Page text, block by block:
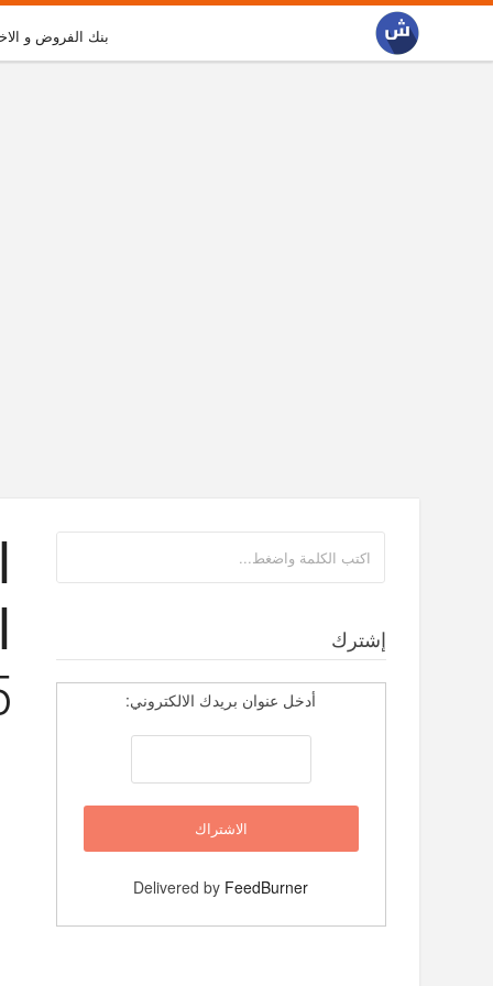
بنك الفروض و
إشترك
أدخل عنوان بريدك الالكتروني:
Delivered by FeedBurner